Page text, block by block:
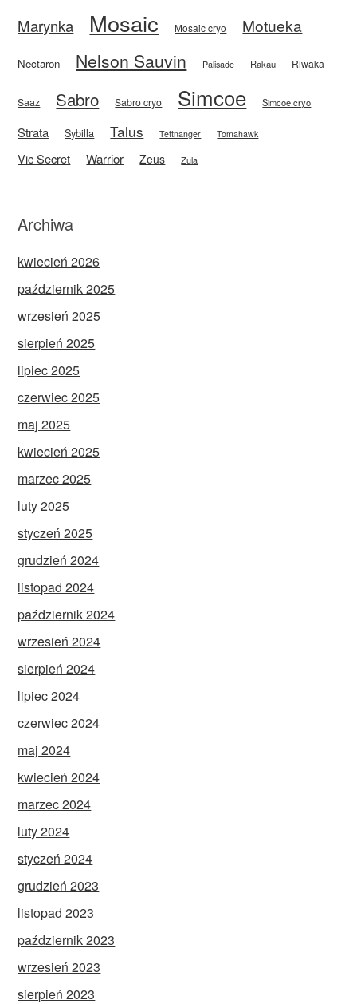
Marynka Mosaic Mosaic cryo Motueka
Nectaron Nelson Sauvin Palisade Rakau Riwaka
Saaz Sabro Sabro cryo Simcoe Simcoe cryo
Strata Sybilla Talus Tettnanger Tomahawk
Vic Secret Warrior Zeus Zula
Archiwa
kwiecień 2026
październik 2025
wrzesień 2025
sierpień 2025
lipiec 2025
czerwiec 2025
maj 2025
kwiecień 2025
marzec 2025
luty 2025
styczeń 2025
grudzień 2024
listopad 2024
październik 2024
wrzesień 2024
sierpień 2024
lipiec 2024
czerwiec 2024
maj 2024
kwiecień 2024
marzec 2024
luty 2024
styczeń 2024
grudzień 2023
listopad 2023
październik 2023
wrzesień 2023
sierpień 2023